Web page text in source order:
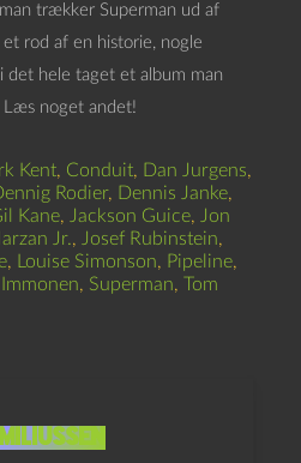
trækker Superman ud af
et rod af en historie, nogle
hele taget et album man
Læs noget andet!
Kent, Conduit, Dan Jurgens,
Rodier, Dennis Janke,
Kane, Jackson Guice, Jon
Jr., Josef Rubinstein,
, Louise Simonson, Pipeline,
, Superman, Tom